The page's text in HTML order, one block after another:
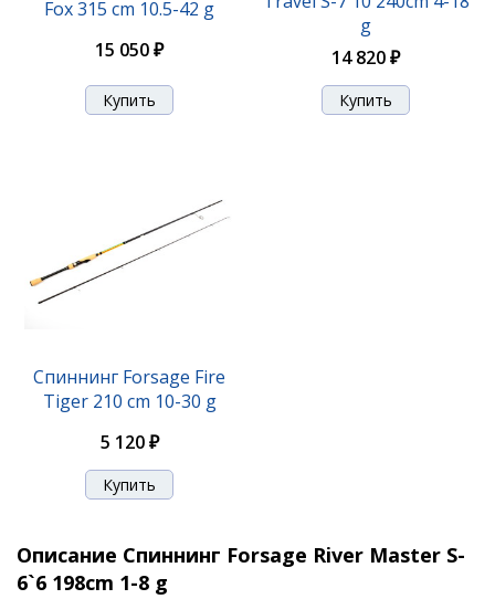
Fox 315 cm 10.5-42 g
15 050 ₽
g
14 820 ₽
Спиннинг Forsage Fire
Tiger 210 cm 10-30 g
5 120 ₽
Описание Спиннинг Forsage River Master S-
6`6 198cm 1-8 g